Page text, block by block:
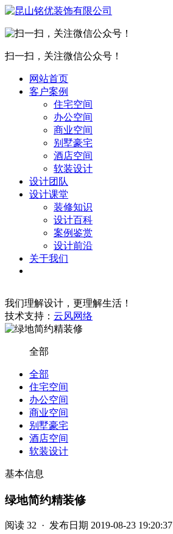
扫一扫，关注微信公众号！
网站首页
客户案例
住宅空间
办公空间
商业空间
别墅豪宅
酒店空间
软装设计
设计团队
设计课堂
装修知识
设计百科
案例鉴赏
设计前沿
关于我们
我们理解设计，更理解生活！
技术支持： 云风网络
全部
全部
住宅空间
办公空间
商业空间
别墅豪宅
酒店空间
软装设计
基本信息
绿地简约精装修
阅读 32 · 发布日期 2019-08-23 19:20:37